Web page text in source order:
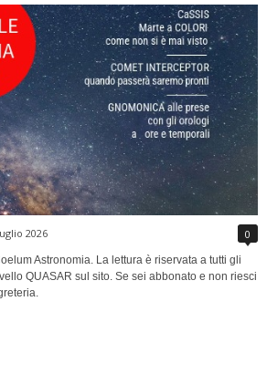
2026 0
Astronomia. La lettura è riservata a tutti gli
QUASAR sul sito. Se sei abbonato e non riesci